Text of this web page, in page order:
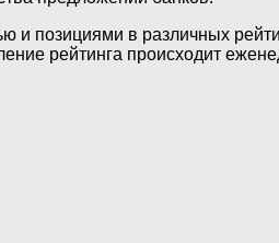
и позициями в различных
рейтинга происходит